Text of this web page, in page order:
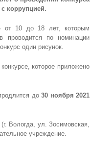
коррупцией.
от 10 до 18 лет, которым
проводится по номинации
один рисунок.
которое приложено
до30 ноября 2021
Вологда, ул. Зосимовская,
учреждение.